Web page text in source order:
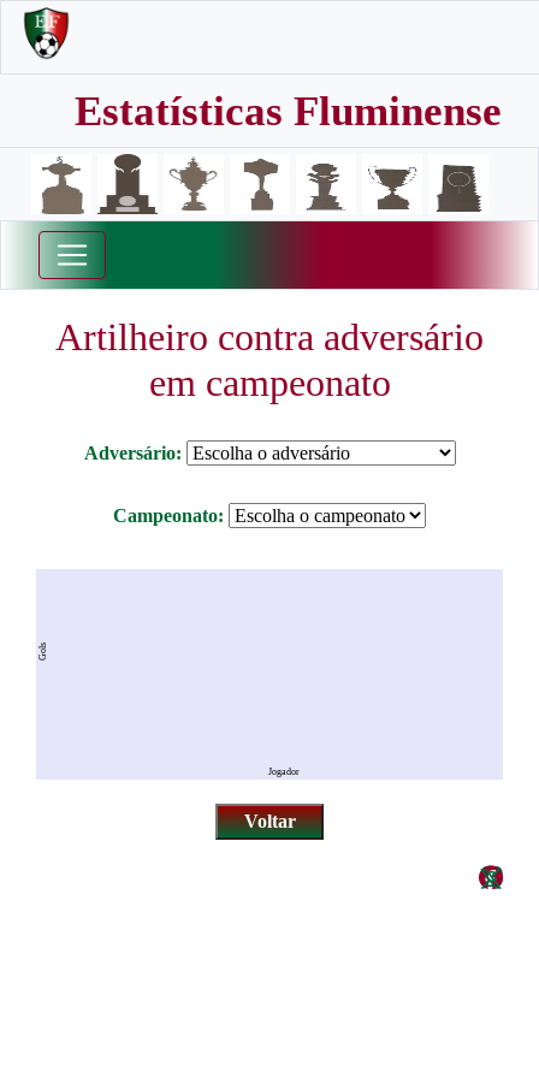
Estatísticas Fluminense
Artilheiro contra adversário
em campeonato
Adversário:
Campeonato:
Jogador
Gols